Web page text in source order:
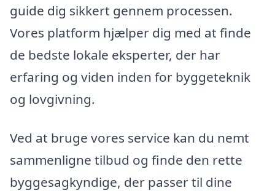
guide dig sikkert gennem processen.
Vores platform hjælper dig med at finde
de bedste lokale eksperter, der har
erfaring og viden inden for byggeteknik
og lovgivning.
Ved at bruge vores service kan du nemt
sammenligne tilbud og finde den rette
byggesagkyndige, der passer til dine